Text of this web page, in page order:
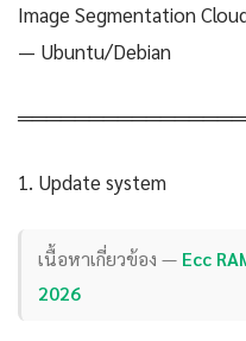
Image Segmentation
— Ubuntu/Debian
1. Update system
เนื้อหาเกี่ยวข้อง — Ecc
2026